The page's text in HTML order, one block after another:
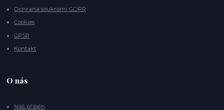
Ochrana soukromí GDPR
Cookies
GPSR
Kontakt
O nás
Náš příběh